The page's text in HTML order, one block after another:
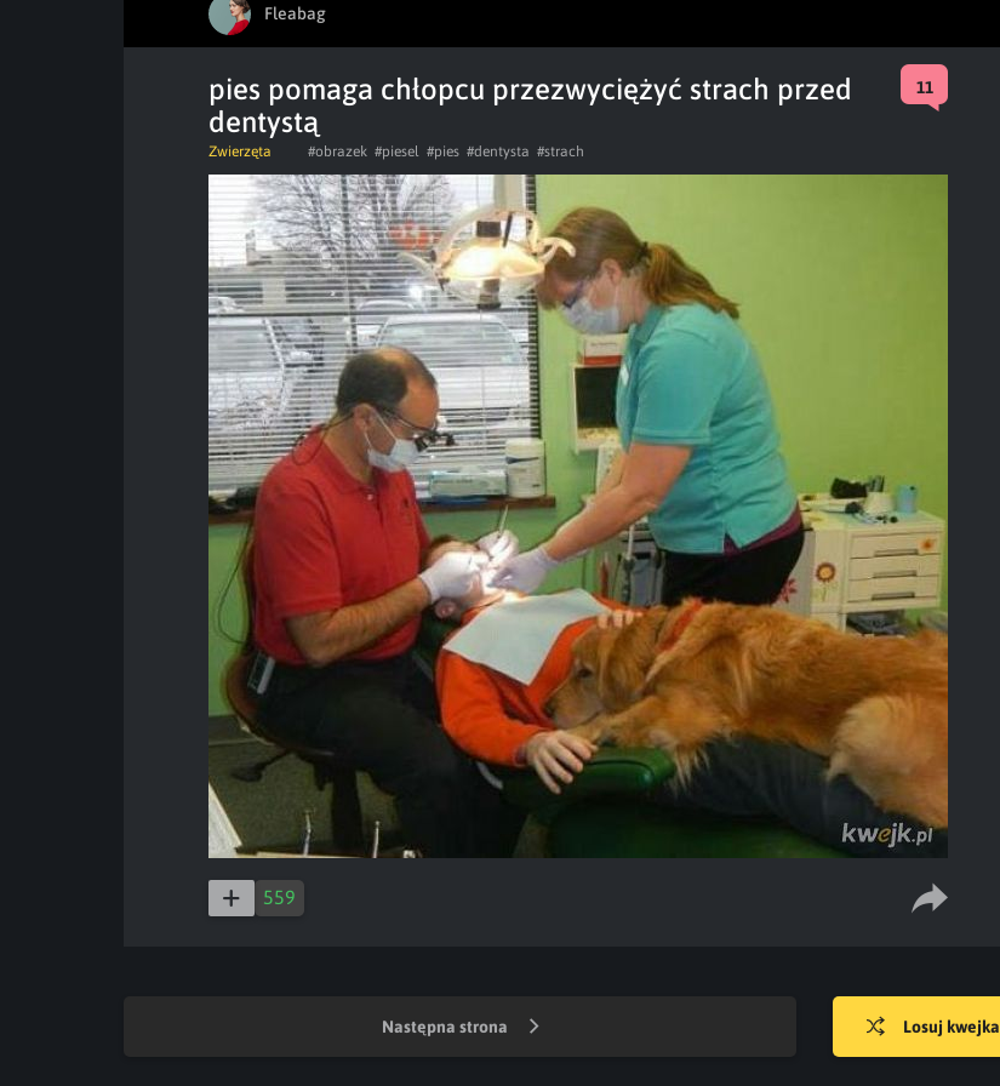
Fleabag
pies pomaga chłopcu przezwyciężyć strach przed
dentystą
11
Zwierzęta #obrazek #piesel #pies #dentysta #strach
559
Następna strona Losuj kwejka